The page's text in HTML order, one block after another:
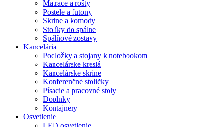
Matrace a rošty
Postele a futony
Skrine a komody
Stolíky do spálne
Spálňové zostavy
Kancelária
Podložky a stojany k notebookom
Kancelárske kreslá
Kancelárske skrine
Konferenčné stoličky
Písacie a pracovné stoly
Doplnky
Kontajnery
Osvetlenie
LED osvetlenie